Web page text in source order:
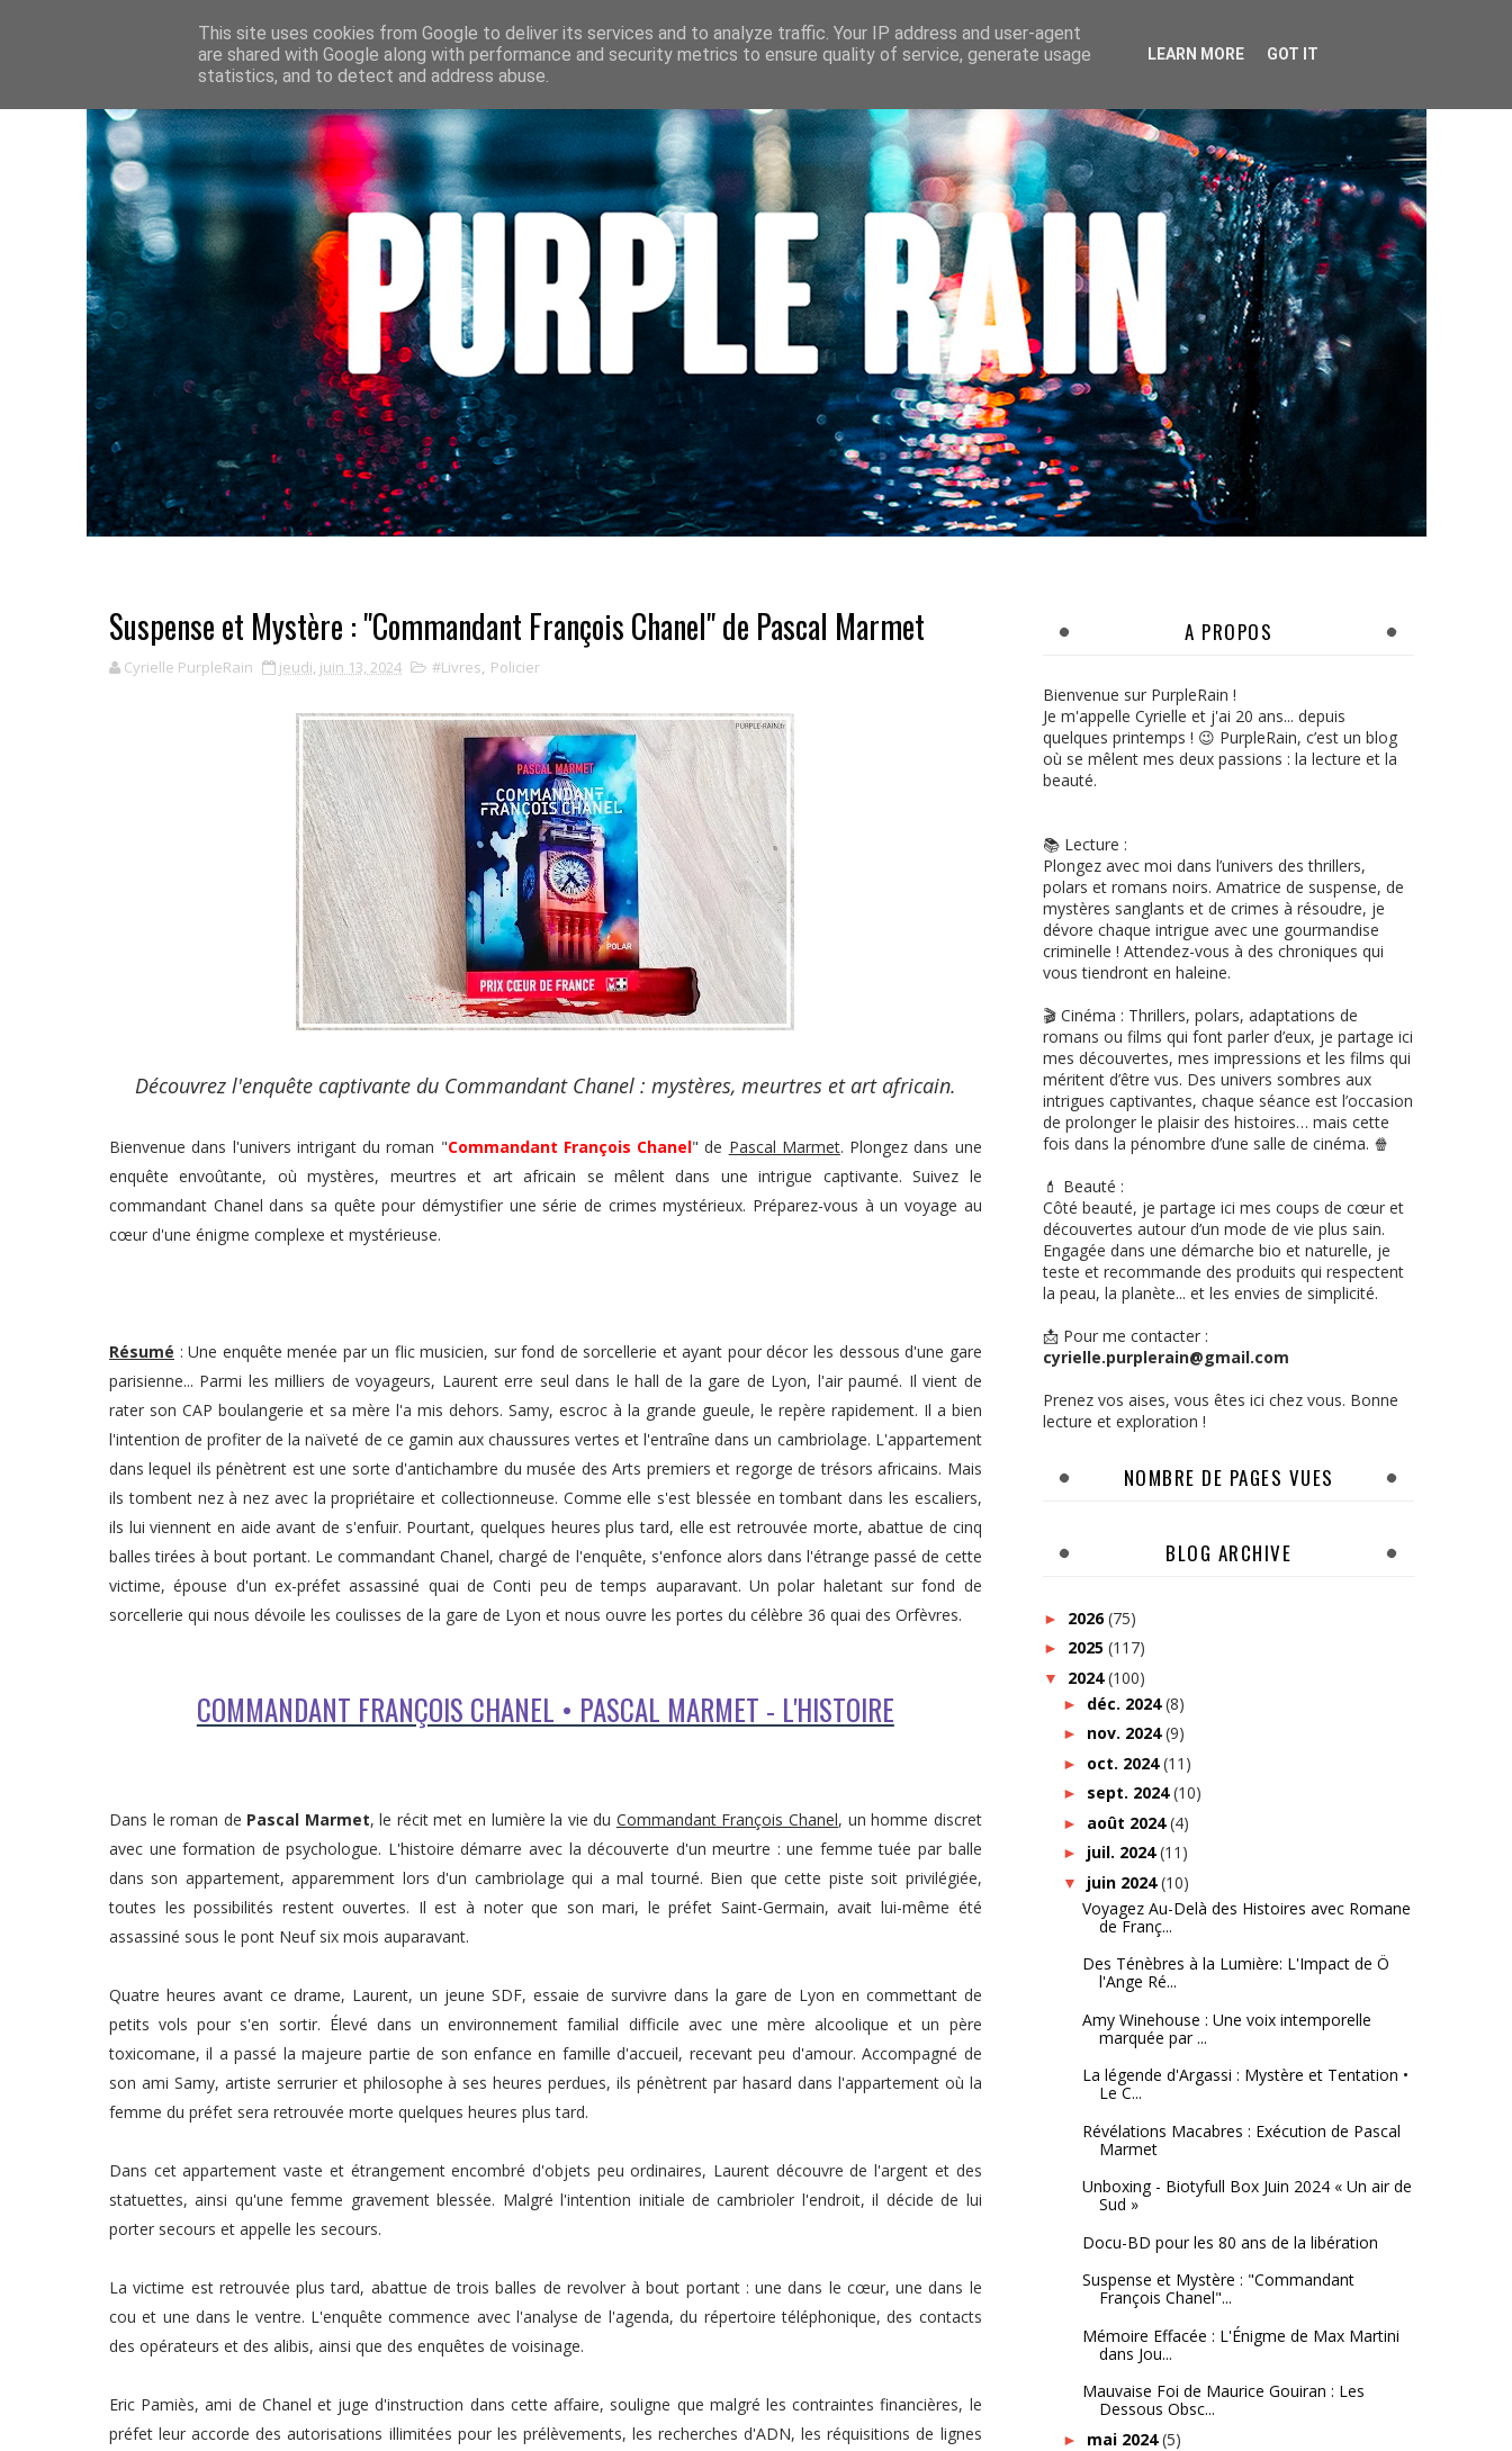
CULTURE • LIVRES AU FIL DE MES LECTURES CINÉMA LES LOUVES DU POLAR BEAUTÉ CONTACT
Suspense et Mystère : "Commandant François Chanel" de Pascal Marmet
Cyrielle PurpleRain jeudi, juin 13, 2024 #Livres, Policier
Découvrez l'enquête captivante du Commandant Chanel : mystères, meurtres et art africain.
Bienvenue dans l'univers intrigant du roman "Commandant François Chanel" de Pascal Marmet. Plongez dans une
enquête envoûtante, où mystères, meurtres et art africain se mêlent dans une intrigue captivante. Suivez le
commandant Chanel dans sa quête pour démystifier une série de crimes mystérieux. Préparez-vous à un voyage au
cœur d'une énigme complexe et mystérieuse.
Résumé : Une enquête menée par un flic musicien, sur fond de sorcellerie et ayant pour décor les dessous d'une gare
parisienne... Parmi les milliers de voyageurs, Laurent erre seul dans le hall de la gare de Lyon, l'air paumé. Il vient de
rater son CAP boulangerie et sa mère l'a mis dehors. Samy, escroc à la grande gueule, le repère rapidement. Il a bien
l'intention de profiter de la naïveté de ce gamin aux chaussures vertes et l'entraîne dans un cambriolage. L'appartement
dans lequel ils pénètrent est une sorte d'antichambre du musée des Arts premiers et regorge de trésors africains. Mais
ils tombent nez à nez avec la propriétaire et collectionneuse. Comme elle s'est blessée en tombant dans les escaliers,
ils lui viennent en aide avant de s'enfuir. Pourtant, quelques heures plus tard, elle est retrouvée morte, abattue de cinq
balles tirées à bout portant. Le commandant Chanel, chargé de l'enquête, s'enfonce alors dans l'étrange passé de cette
victime, épouse d'un ex-préfet assassiné quai de Conti peu de temps auparavant. Un polar haletant sur fond de
sorcellerie qui nous dévoile les coulisses de la gare de Lyon et nous ouvre les portes du célèbre 36 quai des Orfèvres.
COMMANDANT FRANÇOIS CHANEL • PASCAL MARMET - L'HISTOIRE
Dans le roman de Pascal Marmet, le récit met en lumière la vie du Commandant François Chanel, un homme discret
avec une formation de psychologue. L'histoire démarre avec la découverte d'un meurtre : une femme tuée par balle
dans son appartement, apparemment lors d'un cambriolage qui a mal tourné. Bien que cette piste soit privilégiée,
toutes les possibilités restent ouvertes. Il est à noter que son mari, le préfet Saint-Germain, avait lui-même été
assassiné sous le pont Neuf six mois auparavant.
Quatre heures avant ce drame, Laurent, un jeune SDF, essaie de survivre dans la gare de Lyon en commettant de
petits vols pour s'en sortir. Élevé dans un environnement familial difficile avec une mère alcoolique et un père
toxicomane, il a passé la majeure partie de son enfance en famille d'accueil, recevant peu d'amour. Accompagné de
son ami Samy, artiste serrurier et philosophe à ses heures perdues, ils pénètrent par hasard dans l'appartement où la
femme du préfet sera retrouvée morte quelques heures plus tard.
Dans cet appartement vaste et étrangement encombré d'objets peu ordinaires, Laurent découvre de l'argent et des
statuettes, ainsi qu'une femme gravement blessée. Malgré l'intention initiale de cambrioler l'endroit, il décide de lui
porter secours et appelle les secours.
La victime est retrouvée plus tard, abattue de trois balles de revolver à bout portant : une dans le cœur, une dans le
cou et une dans le ventre. L'enquête commence avec l'analyse de l'agenda, du répertoire téléphonique, des contacts
des opérateurs et des alibis, ainsi que des enquêtes de voisinage.
Eric Pamiès, ami de Chanel et juge d'instruction dans cette affaire, souligne que malgré les contraintes financières, le
préfet leur accorde des autorisations illimitées pour les prélèvements, les recherches d'ADN, les réquisitions de lignes
A PROPOS
Bienvenue sur PurpleRain !
Je m'appelle Cyrielle et j'ai 20 ans... depuis
quelques printemps ! 😉 PurpleRain, c’est un blog
où se mêlent mes deux passions : la lecture et la
beauté.
📚 Lecture :
Plongez avec moi dans l’univers des thrillers,
polars et romans noirs. Amatrice de suspense, de
mystères sanglants et de crimes à résoudre, je
dévore chaque intrigue avec une gourmandise
criminelle ! Attendez-vous à des chroniques qui
vous tiendront en haleine.
🎬 Cinéma : Thrillers, polars, adaptations de
romans ou films qui font parler d’eux, je partage ici
mes découvertes, mes impressions et les films qui
méritent d’être vus. Des univers sombres aux
intrigues captivantes, chaque séance est l’occasion
de prolonger le plaisir des histoires… mais cette
fois dans la pénombre d’une salle de cinéma. 🍿
💄 Beauté :
Côté beauté, je partage ici mes coups de cœur et
découvertes autour d’un mode de vie plus sain.
Engagée dans une démarche bio et naturelle, je
teste et recommande des produits qui respectent
la peau, la planète... et les envies de simplicité.
📩 Pour me contacter :
cyrielle.purplerain@gmail.com
Prenez vos aises, vous êtes ici chez vous. Bonne
lecture et exploration !
NOMBRE DE PAGES VUES
BLOG ARCHIVE
► 2026(75)
► 2025 (117)
▼ 2024(100)
► déc. 2024(8)
► nov. 2024(9)
► oct. 2024(11)
► sept. 2024(10)
► août 2024(4)
► juil. 2024(11)
▼ juin 2024(10)
Voyagez Au-Delà des Histoires avec Romane
de Franç...
Des Ténèbres à la Lumière: L'Impact de Ö
l'Ange Ré...
Amy Winehouse : Une voix intemporelle
marquée par ...
La légende d'Argassi : Mystère et Tentation •
Le C...
Révélations Macabres : Exécution de Pascal
Marmet
Unboxing - Biotyfull Box Juin 2024 « Un air de
Sud »
Docu-BD pour les 80 ans de la libération
Suspense et Mystère : "Commandant
François Chanel"...
Mémoire Effacée : L'Énigme de Max Martini
dans Jou...
Mauvaise Foi de Maurice Gouiran : Les
Dessous Obsc...
► mai 2024(5)
This site uses cookies from Google to deliver its services and to analyze traffic. Your IP address and user-agent
are shared with Google along with performance and security metrics to ensure quality of service, generate usage
statistics, and to detect and address abuse.
LEARN MORE GOT IT